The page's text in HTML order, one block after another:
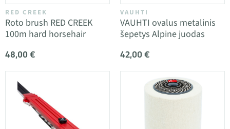
RED CREEK
Roto brush RED CREEK
100m hard horsehair
48,00 €
VAUHTI
VAUHTI ovalus metalinis
šepetys Alpine juodas
42,00 €